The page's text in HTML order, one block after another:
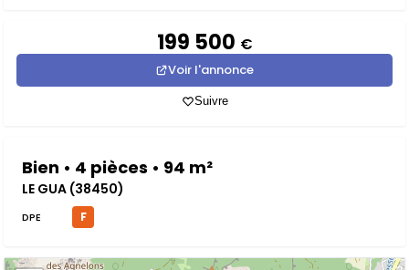
199 500 €
Voir l'annonce
Suivre
Bien • 4 pièces • 94 m²
LE GUA (38450)
DPE F